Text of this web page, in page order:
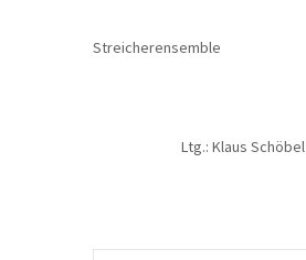
Streicherensemble
Ltg.: Klaus Schöbel